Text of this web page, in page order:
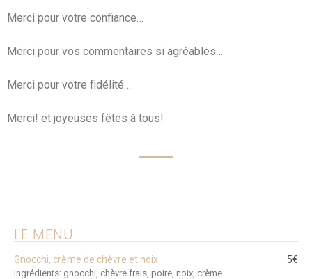
Merci pour votre confiance…
Merci pour vos commentaires si agréables…
Merci pour votre fidélité…
Merci! et joyeuses fêtes à tous!
LE MENU
Gnocchi, crème de chèvre et noix
Ingrédients: gnocchi, chèvre frais, poire, noix, crème
5€